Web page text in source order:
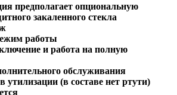
предполагает опциональную
закаленного стекла
работы
и работа на полную
обслуживания
утилизации (в составе нет ртути)